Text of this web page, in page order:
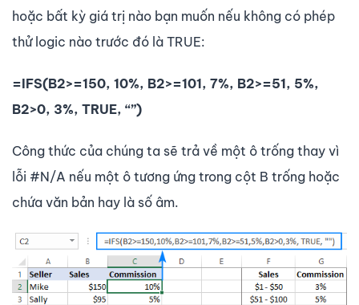
hoặc bất kỳ giá trị nào bạn muốn nếu không có phép
thử logic nào trước đó là TRUE:
=IFS(B2>=150, 10%, B2>=101, 7%, B2>=51, 5%,
B2>0, 3%, TRUE, “”)
Công thức của chúng ta sẽ trả về một ô trống thay vì
lỗi #N/A nếu một ô tương ứng trong cột B trống hoặc
chứa văn bản hay là số âm.